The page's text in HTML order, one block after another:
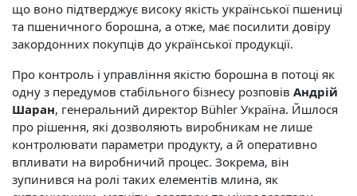
що воно підтверджує високу якість української пшениці
та пшеничного борошна, а отже, має посилити довіру
закордонних покупців до української продукції.
Про контроль і управління якістю борошна в потоці як
одну з передумов стабільного бізнесу розповів Андрій
Шаран, генеральний директор Bühler Україна. Йшлося
про рішення, які дозволяють виробникам не лише
контролювати параметри продукту, а й оперативно
впливати на виробничий процес. Зокрема, він
зупинився на ролі таких елементів млина, як